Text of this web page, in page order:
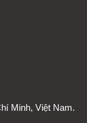
Minh, Việt Nam.